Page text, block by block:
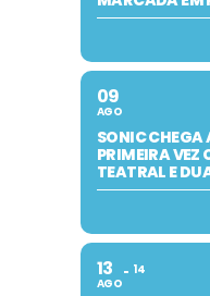
09
AGO
SONIC CHEGA
PRIMEIRA VEZ
TEATRAL E
13
AGO
14